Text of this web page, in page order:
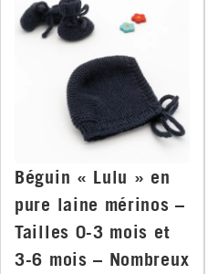
Béguin « Lulu » en
pure laine mérinos –
Tailles 0-3 mois et
3-6 mois – Nombreux